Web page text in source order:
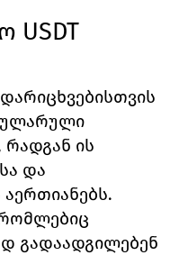
USDT
ის
და
გადაადგილებენ